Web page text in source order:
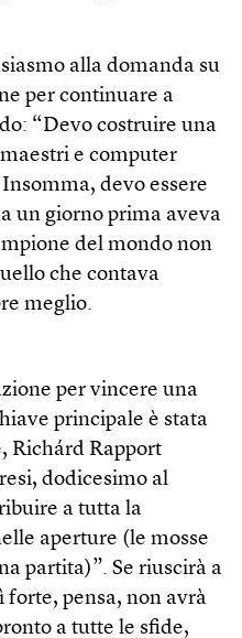
alla domanda su
per continuare a
“Devo costruire una
e computer
devo essere
un giorno prima aveva
del mondo non
che contava
meglio.
per vincere una
principale è stata
Richárd Rapport
dodicesimo al
a tutta la
aperture (le mosse
partita)”. Se riuscirà a
forte, pensa, non avrà
a tutte le sfide,